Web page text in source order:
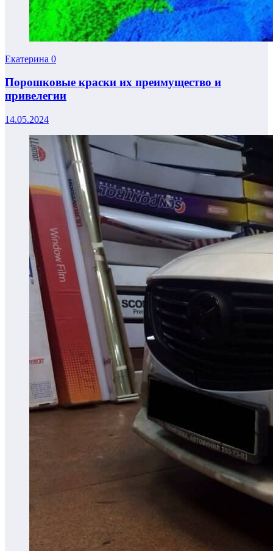
Екатерина 0
Порошковые краски их преимущество и
привелегии
14.05.2024